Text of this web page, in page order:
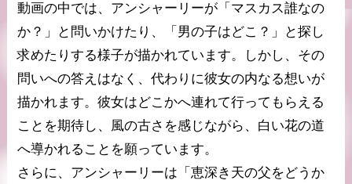
動画の中では、アンシャーリーが「マスカス誰なの
か？」と問いかけたり、「男の子はどこ？」と探し
求めたりする様子が描かれています。しかし、その
問いへの答えはなく、代わりに彼女の内なる想いが
描かれます。彼女はどこかへ連れて行ってもらえる
ことを期待し、風の古さを感じながら、白い花の道
へ導かれることを願っています。
さらに、アンシャーリーは「恵深き天の父をどうか